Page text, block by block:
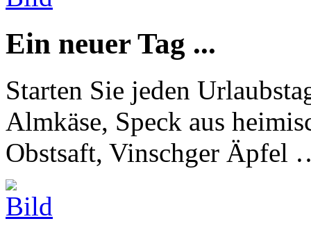
Ein neuer Tag ...
Starten Sie jeden
Almkäse, Speck aus
Obstsaft, Vinschger Äpfel